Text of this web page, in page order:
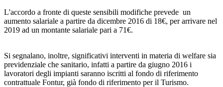
L'accordo a fronte di queste sensibili modifiche prevede un
aumento salariale a partire da dicembre 2016 di 18€, per arrivare nel
2019 ad un montante salariale pari a 71€.
Si segnalano, inoltre, significativi interventi in materia di welfare sia
previdenziale che sanitario, infatti a partire da giugno 2016 i
lavoratori degli impianti saranno iscritti al fondo di riferimento
contrattuale Fontur, già fondo di riferimento per il Turismo.